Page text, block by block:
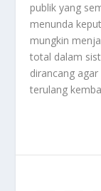
publik yang
menunda
mungkin
total dalam
dirancang
terulang